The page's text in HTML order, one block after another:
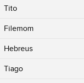
Tito
Filemom
Hebreus
Tiago